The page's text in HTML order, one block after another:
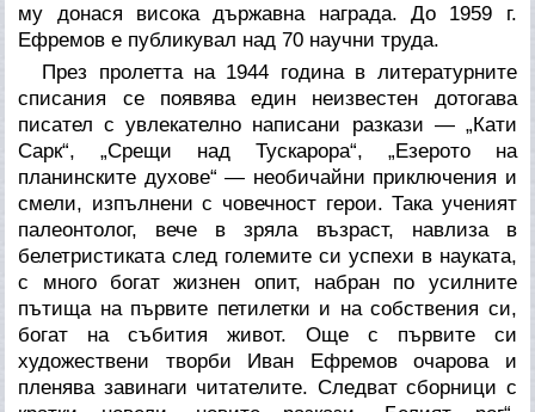
му донася висока държавна награда. До 1959 г.
Ефремов е публикувал над 70 научни труда.
През пролетта на 1944 година в литературните
списания се появява един неизвестен дотогава
писател с увлекателно написани разкази — „Кати
Сарк“, „Срещи над Тускарора“, „Езерото на
планинските духове“ — необичайни приключения и
смели, изпълнени с човечност герои. Така ученият
палеонтолог, вече в зряла възраст, навлиза в
белетристиката след големите си успехи в науката,
с много богат жизнен опит, набран по усилните
пътища на първите петилетки и на собствения си,
богат на събития живот. Още с първите си
художествени творби Иван Ефремов очарова и
пленява завинаги читателите. Следват сборници с